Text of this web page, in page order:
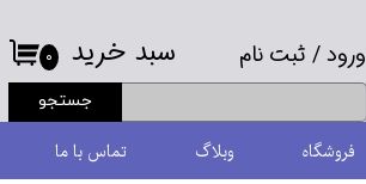
ورود/ ثبت نام
جستجو
۰ سبد خرید
فروشگاه وبلاگ تماس با ما